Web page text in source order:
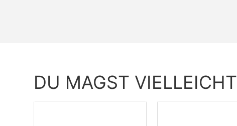
DU MAGST VIELLEICHT